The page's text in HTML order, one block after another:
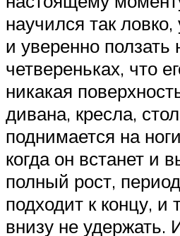
научился так
и уверенно ползать
четвереньках, что
никакая
дивана, кресла,
поднимается на
когда он встанет и
полный рост,
подходит к концу,
внизу не удержать.